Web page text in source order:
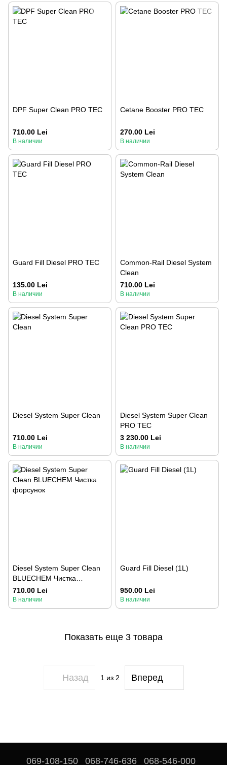
DPF Super Clean PRO TEC
710.00 Lei
В наличии
Cetane Booster PRO TEC
270.00 Lei
В наличии
Guard Fill Diesel PRO TEC
135.00 Lei
В наличии
Common-Rail Diesel System
Clean
710.00 Lei
В наличии
Diesel System Super Clean
710.00 Lei
В наличии
Diesel System Super Clean
PRO TEC
3 230.00 Lei
В наличии
Diesel System Super Clean
BLUECHEM Чистка
форсунок
710.00 Lei
В наличии
Guard Fill Diesel (1L)
950.00 Lei
В наличии
Показать еще 3 товара
Назад 1 из 2 Вперед
069-108-150 068-746-636 068-546-000